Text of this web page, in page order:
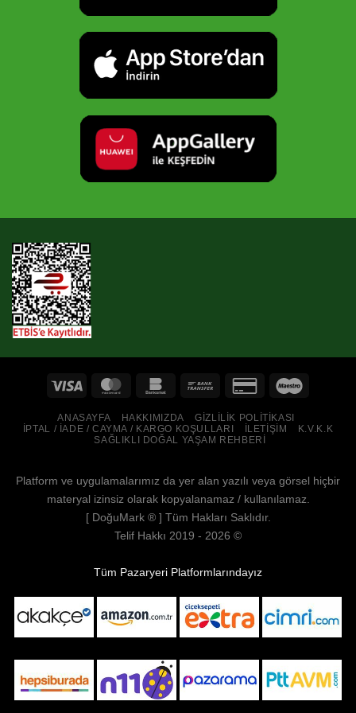
ANASAYFA HAKKIMIZDA
GIZLILIK POLITIKASI
İPTAL / İADE / CAYMA / KARGO KOŞULLARI
İLETIŞIM
K.V.K.K
SAĞLIKLI DOĞAL YAŞAM REHBERI
Platform ve uygulamalarımız da yer alan yazılı veya görsel hiçbir
materyal izinsiz olarak kopyalanamaz / kullanılamaz.
[ DoğuMark® ] Tüm Hakları Saklıdır.
Telif Hakkı 2019 - 2026 ©
Tüm Pazaryeri Platformlarındayız